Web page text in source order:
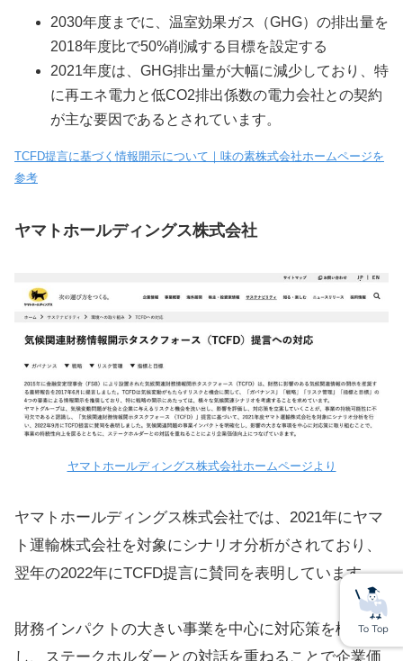
2030年度までに、温室効果ガス（GHG）の排出量を
2018年度比で50%削減する目標を設定する
2021年度は、GHG排出量が大幅に減少しており、特
に再エネ電力と低CO2排出係数の電力会社との契約
が主な要因であるとされています。
TCFD提言に基づく情報開示について｜味の素株式会社ホームページを
参考
ヤマトホールディングス株式会社
ヤマトホールディングス株式会社ホームページより
ヤマトホールディングス株式会社では、2021年にヤマ
ト運輸株式会社を対象にシナリオ分析がされており、
翌年の2022年にTCFD提言に賛同を表明しています。
財務インパクトの大きい事業を中心に対応策を検討
し、ステークホルダーとの対話を重ねることで企業価